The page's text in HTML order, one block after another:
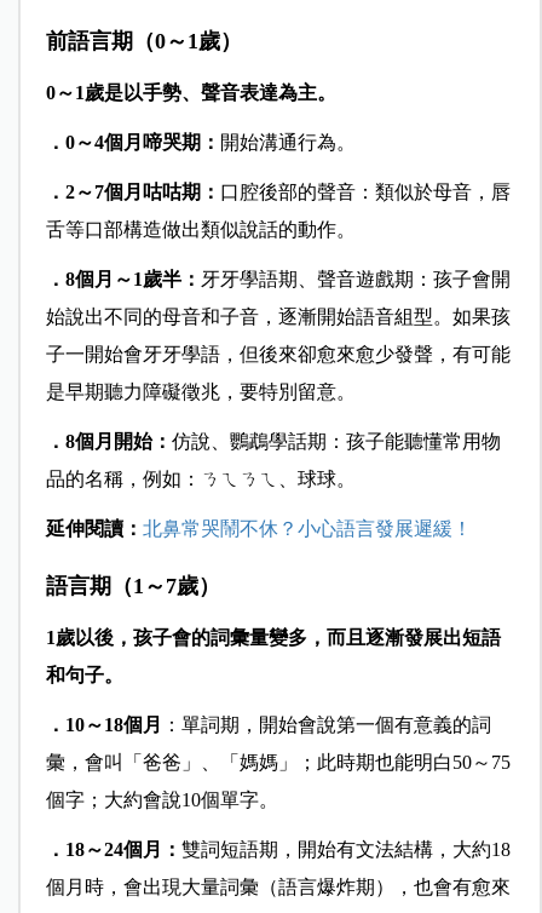
前語言期（0～1歲）
0～1歲是以手勢、聲音表達為主。
．0～4個月啼哭期： 開始溝通行為。
．2～7個月咕咕期： 口腔後部的聲音：類似於母音，唇
舌等口部構造做出類似說話的動作。
．8個月～1歲半： 牙牙學語期、聲音遊戲期：孩子會開
始說出不同的母音和子音，逐漸開始語音組型。如果孩
子一開始會牙牙學語，但後來卻愈來愈少發聲，有可能
是早期聽力障礙徵兆，要特別留意。
．8個月開始： 仿說、鸚鵡學話期：孩子能聽懂常用物
品的名稱，例如：ㄋㄟㄋㄟ、球球。
延伸閱讀： 北鼻常哭鬧不休？小心語言發展遲緩！
語言期（1～7歲）
1歲以後，孩子會的詞彙量變多，而且逐漸發展出短語
和句子。
．10～18個月
：單詞期，開始會說第一個有意義的詞
彙，會叫「爸爸」、「媽媽」；此時期也能明白50～75
個字；大約會說10個單字。
．18～24個月： 雙詞短語期，開始有文法結構，大約18
個月時，會出現大量詞彙（語言爆炸期），也會有愈來